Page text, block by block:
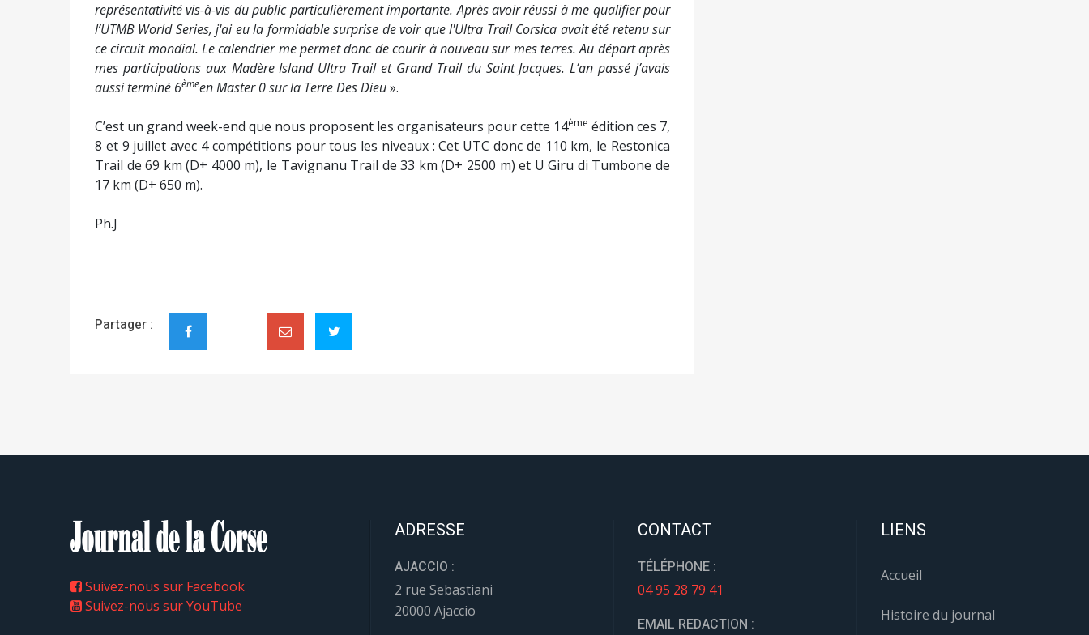
représentativité vis-à-vis du public particulièrement importante.Après avoir réussi à me qualifier pour
l’UTMB World Series, j'ai eu la formidable surprise de voir que l'Ultra Trail Corsica avait été retenu sur
ce circuit mondial. Le calendrier me permet donc de courir à nouveau sur mes terres. Au départ après
mes participations aux Madère Island Ultra Trail et Grand Trail du Saint Jacques. L’an passé j’avais
aussi terminé 6èmeen Master 0 sur la Terre Des Dieu».
C’est un grand week-end que nous proposent les organisateurs pour cette 14ème édition ces 7,
8 et 9 juillet avec 4 compétitions pour tous les niveaux : Cet UTC donc de 110 km, le Restonica
Trail de 69 km (D+ 4000 m), le Tavignanu Trail de 33 km (D+ 2500 m) et U Giru di Tumbone de
17 km (D+ 650 m).
Ph.J
Partager :
Suivez-nous sur Facebook
Suivez-nous sur YouTube
ADRESSE
AJACCIO :
2 rue Sebastiani
20000 Ajaccio
CONTACT
TÉLÉPHONE :
04 95 28 79 41
EMAIL REDACTION :
LIENS
Accueil
Histoire du journal